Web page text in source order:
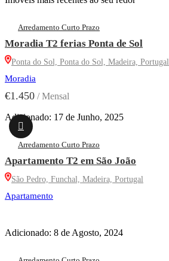
Arredamento Curto Prazo
Moradia T2 ferias Ponta de Sol
Ponta do Sol, Ponta do Sol, Madeira, Portugal
Moradia
€1.450 / Mensal
Adicionado: 17 de Junho, 2025
Arredamento Curto Prazo
Apartamento T2 em São João
São Pedro, Funchal, Madeira, Portugal
Apartamento
Adicionado: 8 de Agosto, 2024